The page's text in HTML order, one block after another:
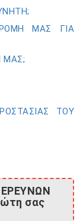
ΜΑΣ ΓΙΑ
ΜΑΣ;
ΤΟΥ
ΕΡΕΥΝΩΝ
σας